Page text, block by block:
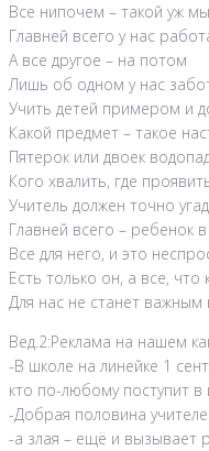
Все нипочем – такой уж
Главней всего у нас
А все другое – на потом
Лишь об одном у нас
Учить детей примером и
Какой предмет – такое
Пятерок или двоек
Кого хвалить, где
Учитель должен точно
Главней всего – ребенок
Все для него, и это
Есть только он, а все, что
Для нас не станет важным
Вед.2:Реклама на нашем
-В школе на линейке 1
кто по-любому поступит в
-Добрая половина
-а злая – ещё и вызывает